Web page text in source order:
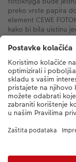
preko vrste papira
element CEWE
kako bi bila uistinu
birati između
početnu točku.
idejama za teme!
Način plaćanja
Dostava